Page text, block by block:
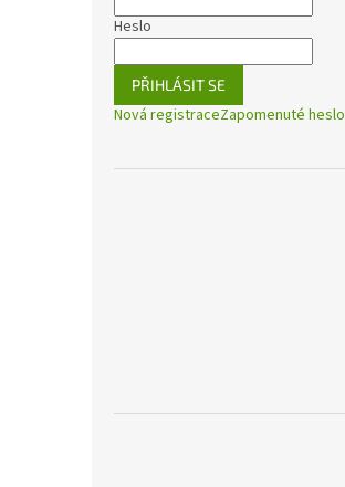
Heslo
PŘIHLÁSIT SE
Nová registraceZapomenuté heslo